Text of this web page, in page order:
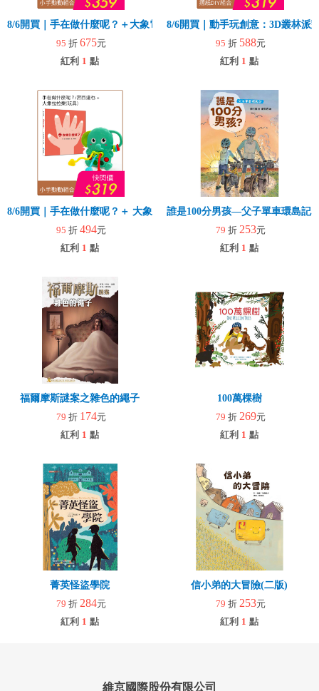
8/6開買｜手在做什麼呢？＋大象電子琴
95 折 675元
紅利 1 點
8/6開買｜動手玩創意：3D叢林派
95 折 588元
紅利 1 點
8/6開買｜手在做什麼呢？＋ 大象拉拉樂(玩具)
95 折 494元
紅利 1 點
誰是100分男孩—父子單車環島記
79 折 253元
紅利 1 點
福爾摩斯謎案之雜色的繩子
79 折 174元
紅利 1 點
100萬棵樹
79 折 269元
紅利 1 點
菁英怪盜學院
79 折 284元
紅利 1 點
信小弟的大冒險(二版)
79 折 253元
紅利 1 點
維京國際股份有限公司